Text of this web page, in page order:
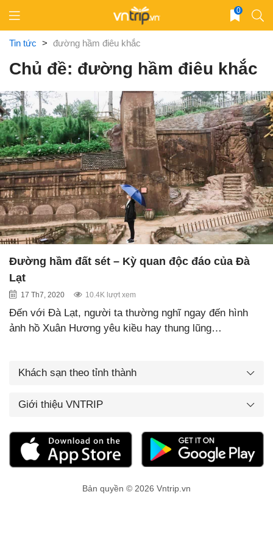
content
0
Tin tức > đường hầm điêu khắc
Chủ đề: đường hầm điêu khắc
Đường hầm đất sét – Kỳ quan độc đáo của Đà
Lạt
17 Th7, 2020 10.4K lượt xem
Đến với Đà Lạt, người ta thường nghĩ ngay đến hình
ảnh hồ Xuân Hương yêu kiều hay thung lũng…
Khách sạn theo tỉnh thành
Giới thiệu VNTRIP
Bản quyền © 2026 Vntrip.vn